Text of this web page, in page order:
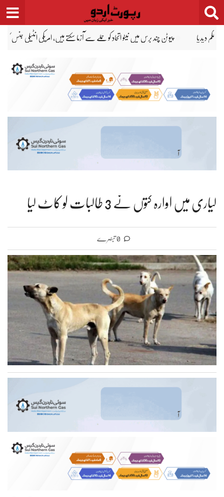
Skip
to
content
مڈ ٹرم انتخابات سے قبل ٹرمپ کو بڑا دھچکا، ووٹر فہرستوں پر 21ویں عدالتی شکست
لیاری میں آوارہ کتوں نے 3 طالبات کو کاٹ لیا
0 تبصرے